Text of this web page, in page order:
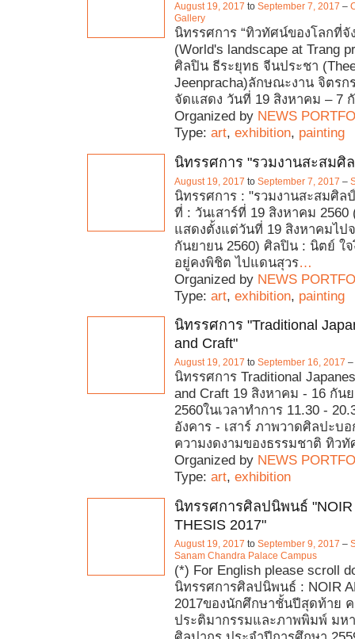
August 19, 2017 to September 7, 2017 –
Gallery
นิทรรศการ “ทิวทัศน์ของโลกที่จั
(World's landscape at Trang
ศิลปิน ธีระยุทธ จีนประชา
Jeenpracha)ลักษณะงาน จิตรก
จัดแสดง วันที่ 19 สิงหาคม – 7
Organized by NEWS
Type: art, exhibition, painting
นิทรรศการ "รวมงานสะสมศิ
August 19, 2017 to September 7, 2017 –
นิทรรศการ : "รวมงานสะสมศิล
ที่ : วันเสาร์ที่ 19 สิงหาคม
แสดงตั้งแต่วันที่ 19 สิงหาคมไป
กันยายน 2560) ศิลปิน : นิตย์ ใ
อยู่คงพิชิต ไปแดนสุวร…
Organized by NEWS
Type: art, exhibition, painting
นิทรรศการ "Traditional
and Craft"
August 19, 2017 to September 16, 2017 –
นิทรรศการ Traditional
and Craft 19 สิงหาคม - 16 กัน
2560ในเวลาทำการ 11.30 -
อังคาร - เสาร์ ภาพวาดศิลปะบอ
ความงดงามของธรรมชาติ ทิว
Organized by NEWS
Type: art, exhibition
นิทรรศการศิลปนิพนธ์ "NOIR
THESIS 2017"
August 19, 2017 to September 9, 2017 –
Sanam Chandra Palace Campus
(*) For English please scroll
นิทรรศการศิลปนิพนธ์ : NOIR
2017ของนักศึกษาชั้นปีสุดท้าย
ประติมากรรมและภาพพิมพ์ มห